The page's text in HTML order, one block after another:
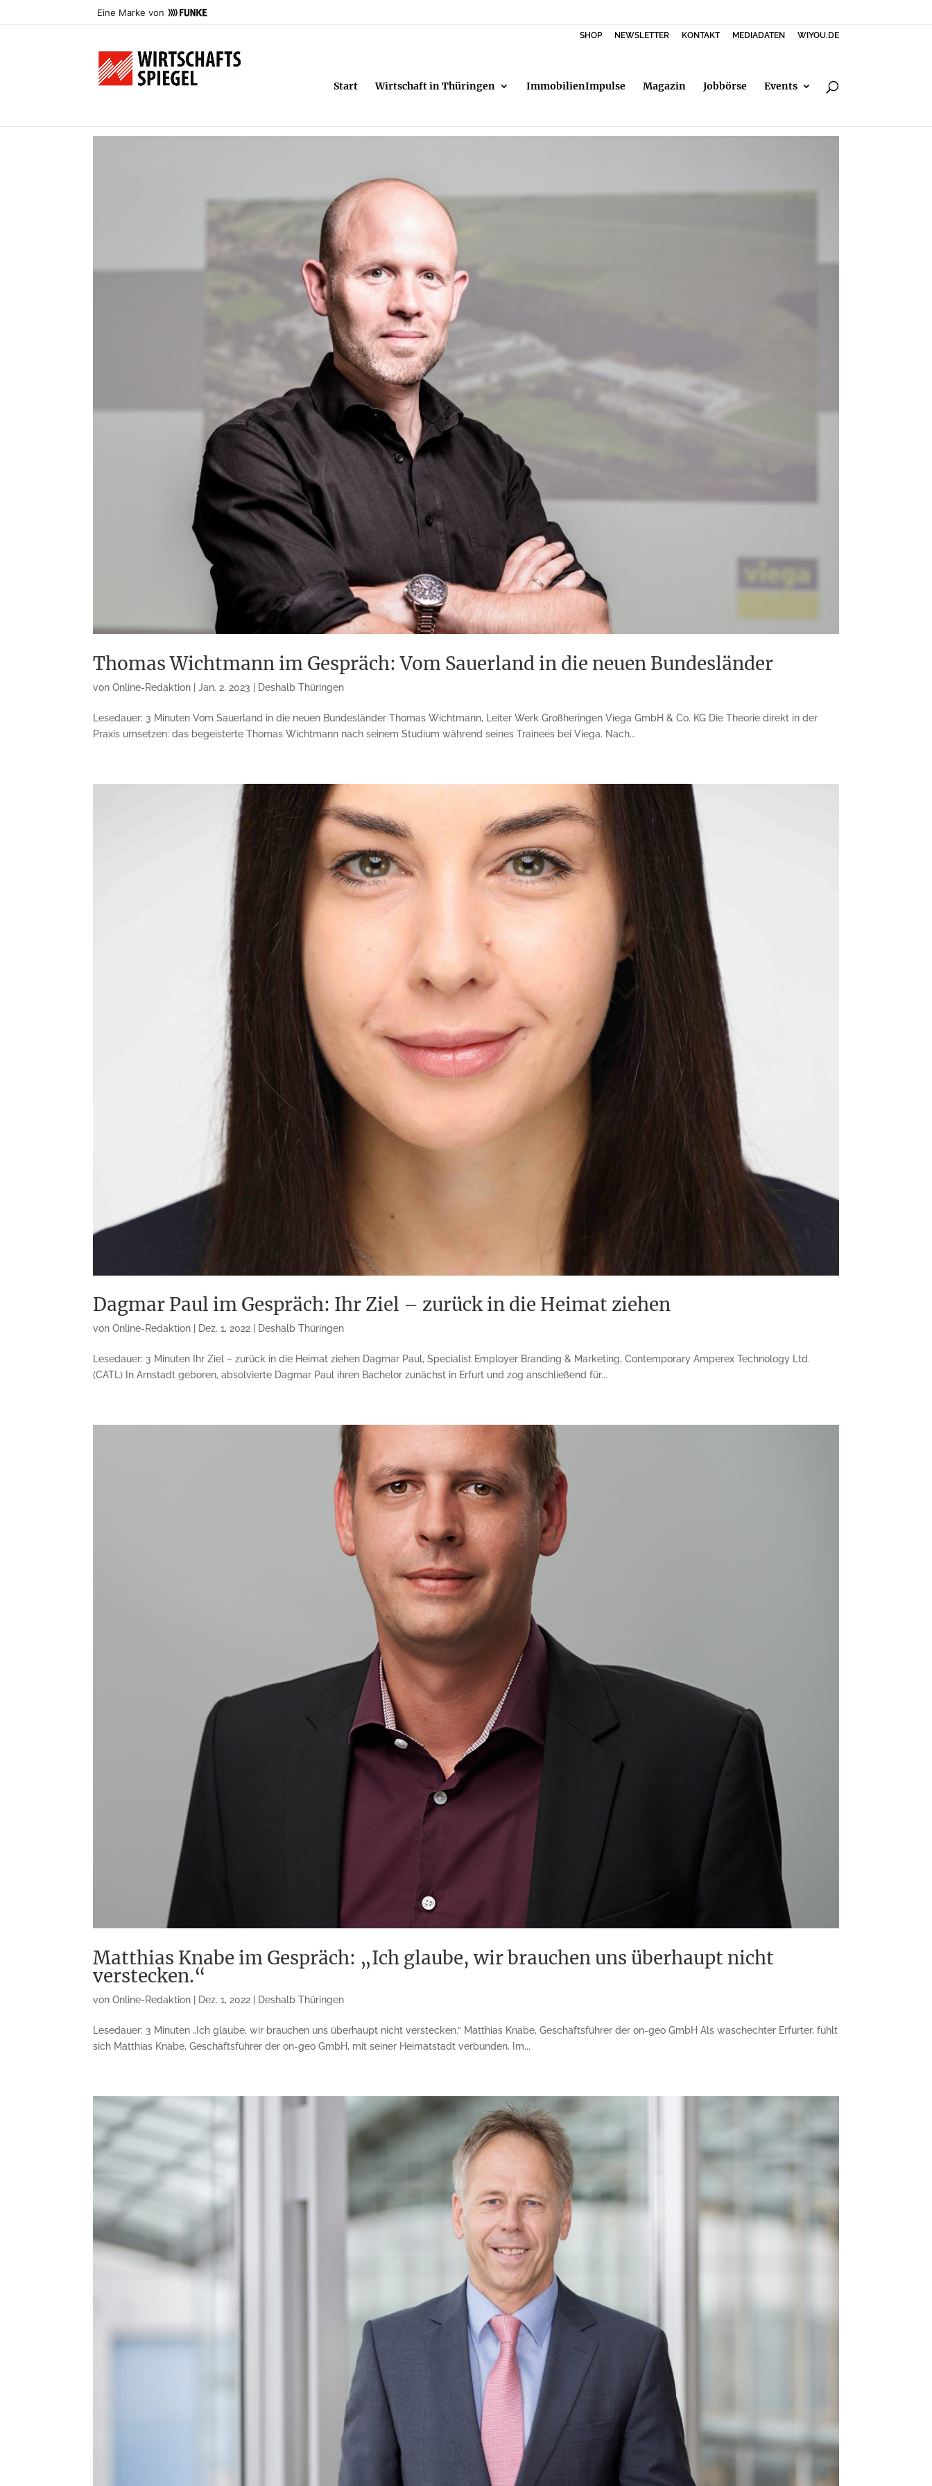
Eine Marke von
SHOP NEWSLETTER KONTAKT MEDIADATEN WIYOU.DE
Start Wirtschaft in Thüringen ImmobilienImpulse Magazin Jobbörse Events
Thomas Wichtmann im Gespräch: Vom Sauerland in die neuen Bundesländer
vonOnline-Redaktion |Jan. 2, 2023 | Deshalb Thüringen
Lesedauer: 3 Minuten Vom Sauerland in die neuen Bundesländer Thomas Wichtmann, Leiter Werk Großheringen Viega GmbH & Co. KG Die Theorie direkt in der
Praxis umsetzen: das begeisterte Thomas Wichtmann nach seinem Studium während seines Trainees bei Viega. Nach...
Dagmar Paul im Gespräch: Ihr Ziel – zurück in die Heimat ziehen
vonOnline-Redaktion Dez. 1, 2022 Deshalb Thüringen
Lesedauer: 3 Minuten Ihr Ziel – zurück in die Heimat ziehen Dagmar Paul, Specialist Employer Branding & Marketing, Contemporary Amperex Technology Ltd.
(CATL) In Arnstadt geboren, absolvierte Dagmar Paul ihren Bachelor zunächst in Erfurt und zog anschließend für...
Matthias Knabe im Gespräch: „Ich glaube, wir brauchen uns überhaupt nicht
verstecken.“
vonOnline-Redaktion Dez. 1, 2022 Deshalb Thüringen
Lesedauer: 3 Minuten „Ich glaube, wir brauchen uns über­haupt nicht verstecken.“ Matthias Knabe, Geschäftsführer der on-geo GmbH Als waschechter Erfurter, fühlt
sich Matthias Knabe, Geschäftsführer der on-geo GmbH, mit seiner Heimatstadt verbunden. Im...